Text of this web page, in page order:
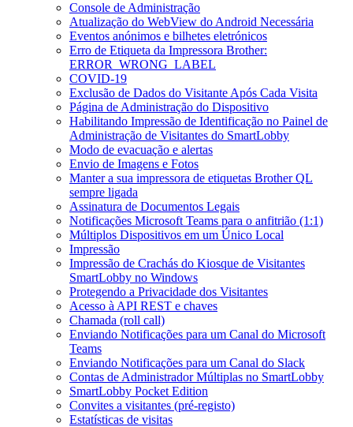
Console de Administração
Atualização do WebView do Android Necessária
Eventos anónimos e bilhetes eletrónicos
Erro de Etiqueta da Impressora Brother:
ERROR_WRONG_LABEL
COVID-19
Exclusão de Dados do Visitante Após Cada Visita
Página de Administração do Dispositivo
Habilitando Impressão de Identificação no Painel de
Administração de Visitantes do SmartLobby
Modo de evacuação e alertas
Envio de Imagens e Fotos
Manter a sua impressora de etiquetas Brother QL
sempre ligada
Assinatura de Documentos Legais
Notificações Microsoft Teams para o anfitrião (1:1)
Múltiplos Dispositivos em um Único Local
Impressão
Impressão de Crachás do Kiosque de Visitantes
SmartLobby no Windows
Protegendo a Privacidade dos Visitantes
Acesso à API REST e chaves
Chamada (roll call)
Enviando Notificações para um Canal do Microsoft
Teams
Enviando Notificações para um Canal do Slack
Contas de Administrador Múltiplas no SmartLobby
SmartLobby Pocket Edition
Convites a visitantes (pré-registo)
Estatísticas de visitas